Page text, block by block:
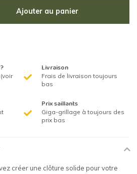
Ajouter au panier
Livraison
Frais de livraison toujours
bas
Prix saillants
Giga-grillage à toujours des
prix bas
créer une clôture solide pour votre